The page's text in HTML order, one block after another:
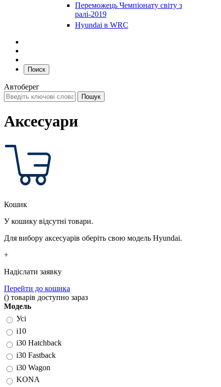
Переможець Чемпіонату світу з
ралі-2019
Hyundai в WRC
Поиск
Автоберег
Аксесуари
Кошик
У кошику відсутні товари.
Для вибору аксесуарів оберіть свою модель Hyundai.
+
Надіслати заявку
Перейти до кошика
() товарів доступно зараз
Модель
Усі
i10
i30 Hatchback
i30 Fastback
i30 Wagon
KONA